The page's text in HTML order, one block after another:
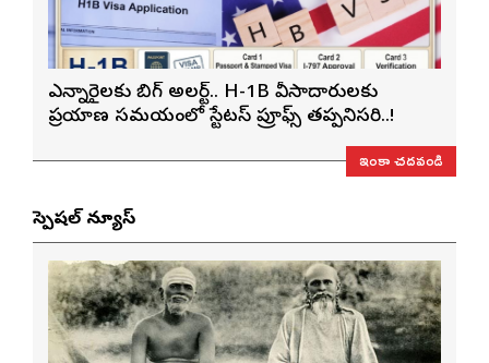
ఎన్నారైలకు బిగ్ అలర్ట్.. H-1B వీసాదారులకు
ప్రయాణ సమయంలో స్టేటస్ ప్రూఫ్స్ తప్పనిసరి..!
ఇంకా చదవండి
స్పెషల్ న్యూస్